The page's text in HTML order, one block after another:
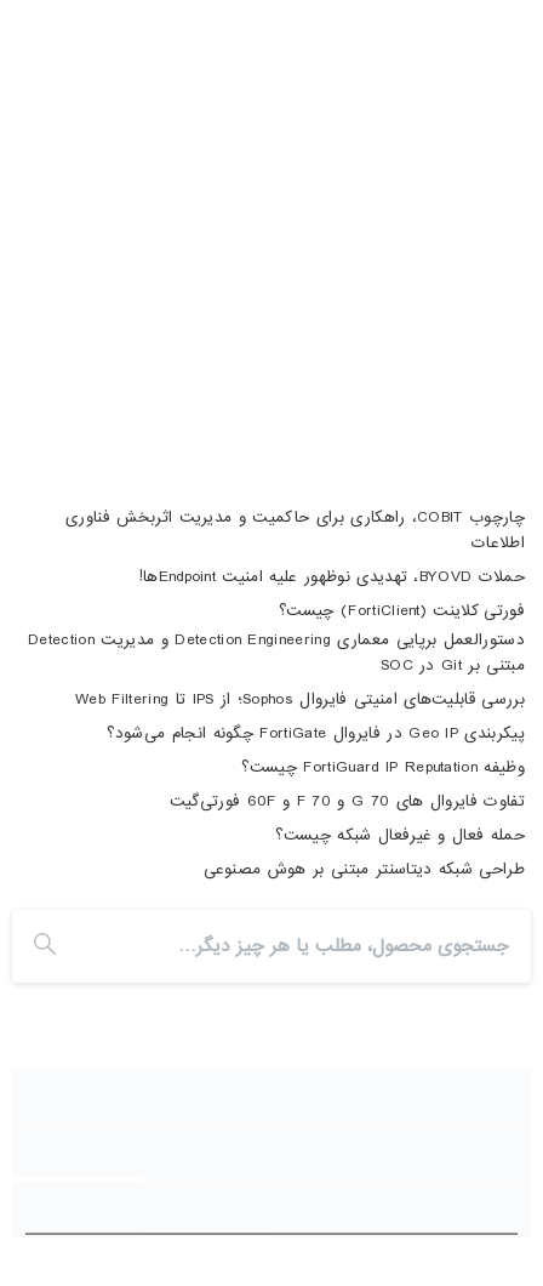
چارچوب COBIT، راهکاری برای حاکمیت و مدیریت اثربخش فناوری
اطلاعات
حملات BYOVD، تهدیدی نوظهور علیه امنیت Endpointها!
فورتی کلاینت (FortiClient) چیست؟
دستورالعمل برپایی معماری Detection Engineering و مدیریت Detection
مبتنی بر Git در SOC
بررسی قابلیت‌های امنیتی فایروال Sophos؛ از IPS تا Web Filtering
پیکربندی Geo IP در فایروال FortiGate چگونه انجام می‌شود؟
وظیفه FortiGuard IP Reputation چیست؟
تفاوت فایروال های 70 G و 70 F و 60F فورتی‌گیت
حمله فعال و غیرفعال شبکه چیست؟
طراحی شبکه دیتاسنتر مبتنی بر هوش مصنوعی